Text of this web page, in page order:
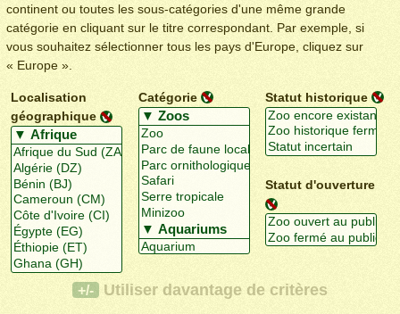
continent ou toutes les sous-catégories d'une même grande
catégorie en cliquant sur le titre correspondant. Par exemple, si
vous souhaitez sélectionner tous les pays d'Europe, cliquez sur
« Europe ».
Localisation
géographique
Catégorie Statut historique
Statut d'ouverture
+/- Utiliser davantage de critères